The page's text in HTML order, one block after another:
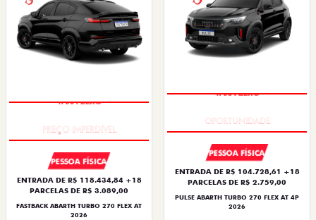
PESSOA FÍSICA
ENTRADA DE R$ 118.434,84 +18
PARCELAS DE R$ 3.089,00
FASTBACK ABARTH TURBO 270 FLEX AT
2026
PESSOA FÍSICA
ENTRADA DE R$ 104.728,61 +18
PARCELAS DE R$ 2.759,00
PULSE ABARTH TURBO 270 FLEX AT 4P
2026